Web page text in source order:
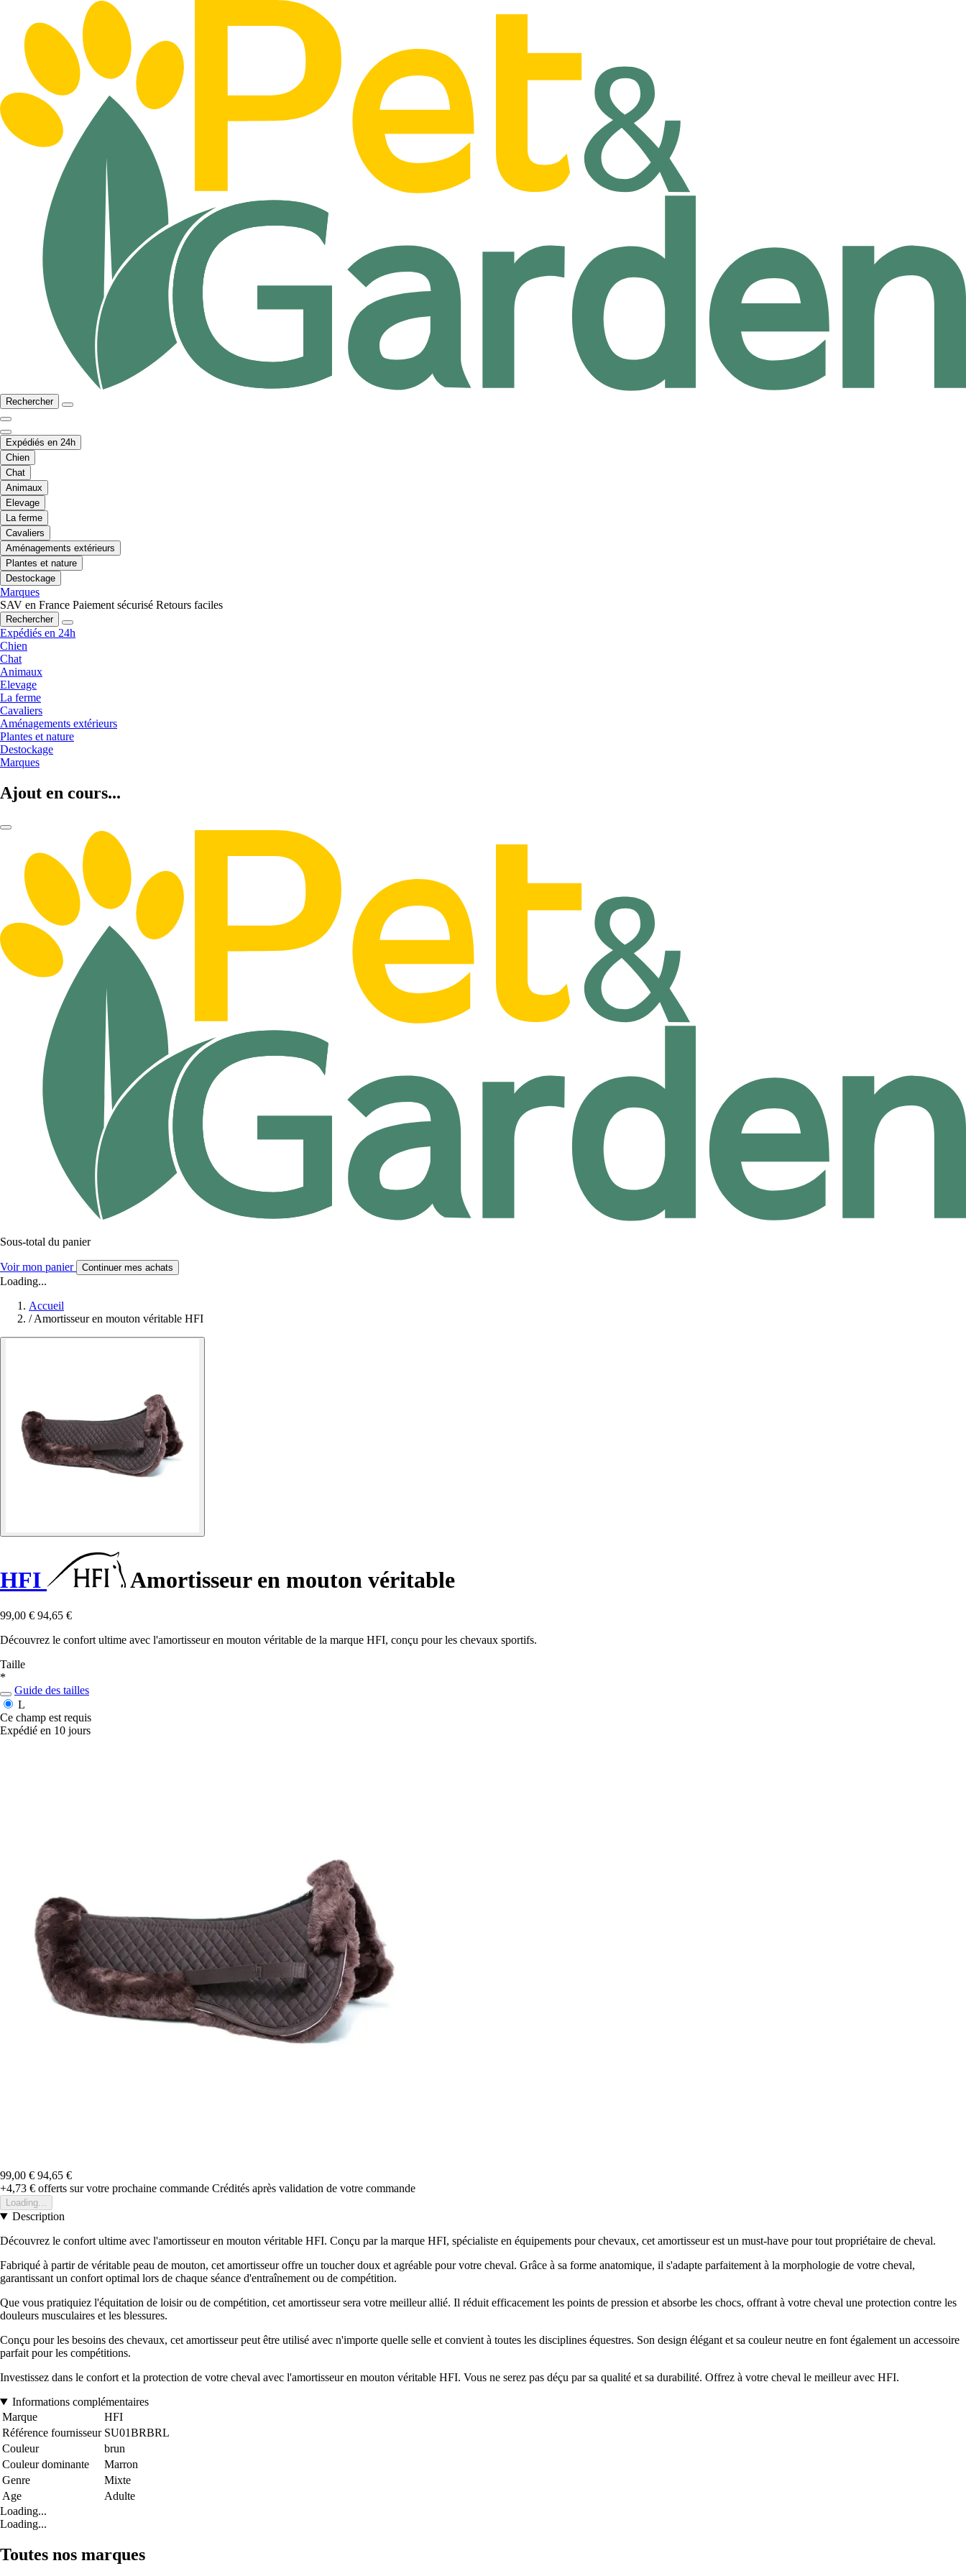
Rechercher
Expédiés en 24h
Chien
Chat
Animaux
Elevage
La ferme
Cavaliers
Aménagements extérieurs
Plantes et nature
Destockage
Marques
SAV en France Paiement sécurisé Retours faciles
Rechercher
Expédiés en 24h
Chien
Chat
Animaux
Elevage
La ferme
Cavaliers
Aménagements extérieurs
Plantes et nature
Destockage
Marques
Ajout en cours...
Sous-total du panier
Voir mon panier Continuer mes achats
Loading...
Accueil
/ Amortisseur en mouton véritable HFI
HFI Amortisseur en mouton véritable
99,00 € 94,65 €
Découvrez le confort ultime avec l'amortisseur en mouton véritable de la marque HFI, conçu pour les chevaux sportifs.
Taille
*
Guide des tailles
L
Ce champ est requis
Expédié en 10 jours
99,00 € 94,65 €
+4,73 € offerts sur votre prochaine commande Crédités après validation de votre commande
Loading...
Description
Découvrez le confort ultime avec l'amortisseur en mouton véritable HFI. Conçu par la marque HFI, spécialiste en équipements pour chevaux, cet amortisseur est un must-have pour tout propriétaire de cheval.
Fabriqué à partir de véritable peau de mouton, cet amortisseur offre un toucher doux et agréable pour votre cheval. Grâce à sa forme anatomique, il s'adapte parfaitement à la morphologie de votre cheval,
garantissant un confort optimal lors de chaque séance d'entraînement ou de compétition.
Que vous pratiquiez l'équitation de loisir ou de compétition, cet amortisseur sera votre meilleur allié. Il réduit efficacement les points de pression et absorbe les chocs, offrant à votre cheval une protection contre les
douleurs musculaires et les blessures.
Conçu pour les besoins des chevaux, cet amortisseur peut être utilisé avec n'importe quelle selle et convient à toutes les disciplines équestres. Son design élégant et sa couleur neutre en font également un accessoire
parfait pour les compétitions.
Investissez dans le confort et la protection de votre cheval avec l'amortisseur en mouton véritable HFI. Vous ne serez pas déçu par sa qualité et sa durabilité. Offrez à votre cheval le meilleur avec HFI.
Informations complémentaires
Marque
HFI
Référence fournisseur SU01BRBRL
Couleur
brun
Couleur dominante
Marron
Genre
Mixte
Age
Adulte
Loading...
Loading...
Toutes nos marques